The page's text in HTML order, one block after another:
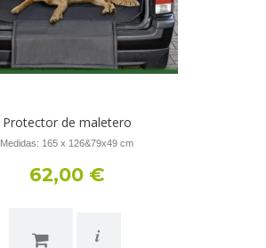
Protector de maletero
Medidas: 165 x 126&79x49 cm
62,00 €
i